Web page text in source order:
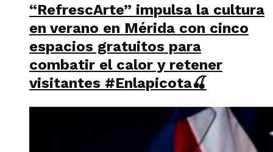
“RefrescArte” impulsa la cultura
en verano en Mérida con cinco
espacios gratuitos para
combatir el calor y retener
visitantes #Enlapicota🍒